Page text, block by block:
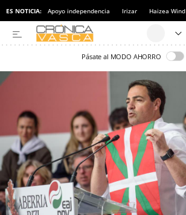
ES NOTICIA: Apoyo independencia Irizar Haizea Wind
Pásate al MODO AHORRO